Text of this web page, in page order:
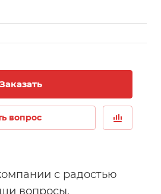
Заказать
вопрос
с радостью
вопросы,